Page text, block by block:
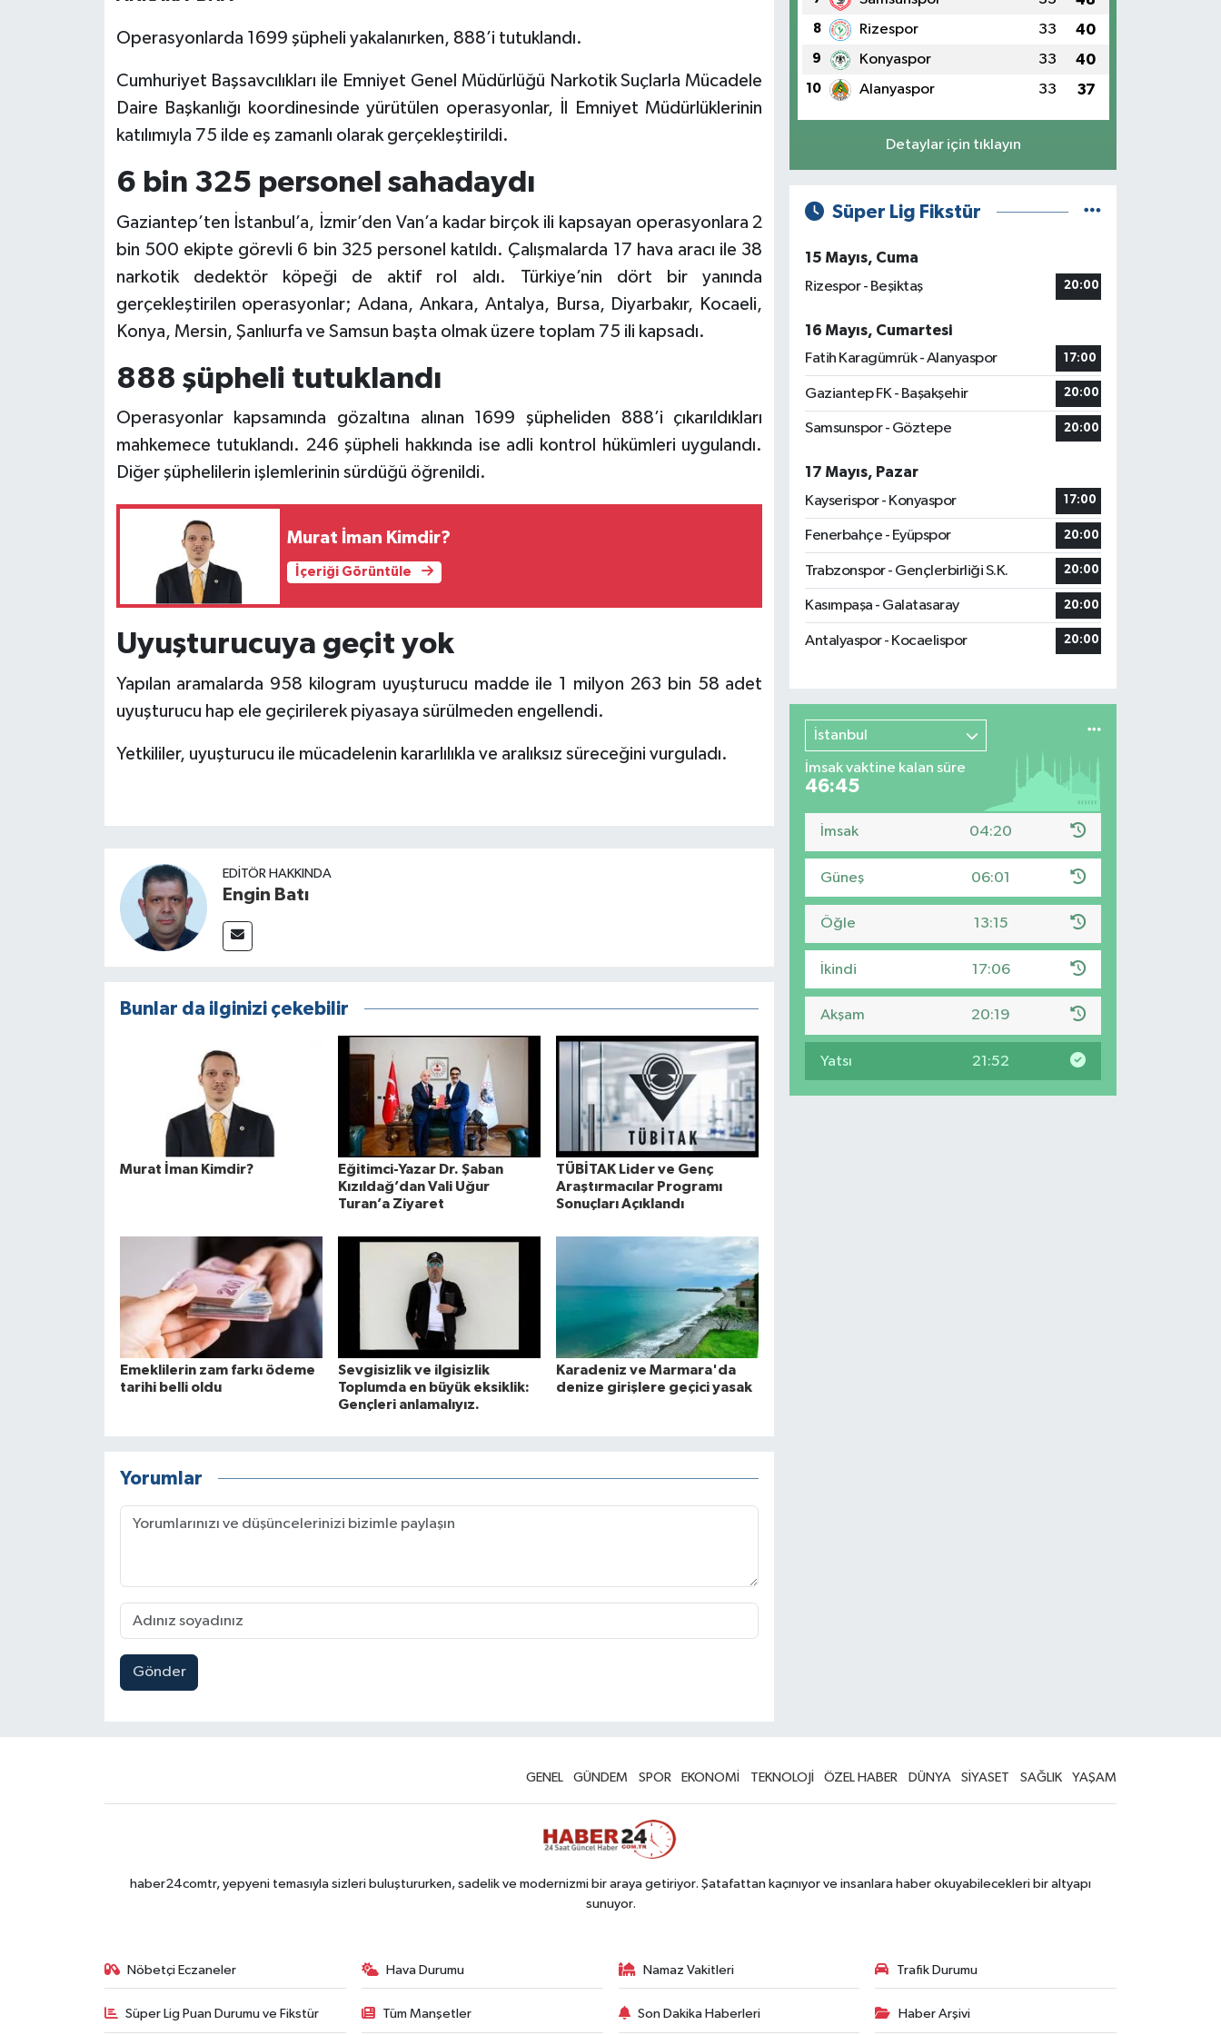
Operasyonlarda 1699 şüpheli yakalanırken, 888’i tutuklandı.
Cumhuriyet Başsavcılıkları ile Emniyet Genel Müdürlüğü Narkotik Suçlarla Mücadele
Daire Başkanlığı koordinesinde yürütülen operasyonlar, İl Emniyet Müdürlüklerinin
katılımıyla 75 ilde eş zamanlı olarak gerçekleştirildi.
6 bin 325 personel sahadaydı
Gaziantep’ten İstanbul’a, İzmir’den Van’a kadar birçok ili kapsayan operasyonlara 2
bin 500 ekipte görevli 6 bin 325 personel katıldı. Çalışmalarda 17 hava aracı ile 38
narkotik dedektör köpeği de aktif rol aldı. Türkiye’nin dört bir yanında
gerçekleştirilen operasyonlar; Adana, Ankara, Antalya, Bursa, Diyarbakır, Kocaeli,
Konya, Mersin, Şanlıurfa ve Samsun başta olmak üzere toplam 75 ili kapsadı.
888 şüpheli tutuklandı
Operasyonlar kapsamında gözaltına alınan 1699 şüpheliden 888’i çıkarıldıkları
mahkemece tutuklandı. 246 şüpheli hakkında ise adli kontrol hükümleri uygulandı.
Diğer şüphelilerin işlemlerinin sürdüğü öğrenildi.
Murat İman Kimdir?
İçeriği Görüntüle
Uyuşturucuya geçit yok
Yapılan aramalarda 958 kilogram uyuşturucu madde ile 1 milyon 263 bin 58 adet
uyuşturucu hap ele geçirilerek piyasaya sürülmeden engellendi.
Yetkililer, uyuşturucu ile mücadelenin kararlılıkla ve aralıksız süreceğini vurguladı.
EDITÖR HAKKINDA
Engin Batı
Bunlar da ilginizi çekebilir
Murat İman Kimdir?
Eğitimci-Yazar Dr. Şaban
Kızıldağ’dan Vali Uğur
Turan’a Ziyaret
TÜBİTAK Lider ve Genç
Araştırmacılar Programı
Sonuçları Açıklandı
Emeklilerin zam farkı ödeme
tarihi belli oldu
Sevgisizlik ve ilgisizlik
Toplumda en büyük eksiklik:
Gençleri anlamalıyız.
Karadeniz ve Marmara'da
denize girişlere geçici yasak
Yorumlar
Gönder
8 Rizespor 33 40
9 Konyaspor 33 40
10 Alanyaspor 33 37
Detaylar için tıklayın
Süper Lig Fikstür
15 Mayıs, Cuma
Rizespor - Beşiktaş
20:00
16 Mayıs, Cumartesi
Fatih Karagümrük - Alanyaspor
17:00
Gaziantep FK - Başakşehir 20:00
Samsunspor - Göztepe 20:00
17 Mayıs, Pazar
Kayserispor - Konyaspor
17:00
Fenerbahçe - Eyüpspor 20:00
Trabzonspor - Gençlerbirliği S.K. 20:00
Kasımpaşa - Galatasaray 20:00
Antalyaspor - Kocaelispor 20:00
İstanbul
İmsak vaktine kalan süre
46:44
İmsak 04:20
Güneş 06:01
Öğle 13:15
İkindi 17:06
Akşam 20:19
Yatsı 21:52
GENEL GÜNDEM SPOR EKONOMİ TEKNOLOJİ ÖZEL HABER DÜNYA SİYASET SAĞLIK YAŞAM
haber24comtr, yepyeni temasıyla sizleri buluştururken, sadelik ve modernizmi bir araya getiriyor. Şatafattan kaçınıyor ve insanlara haber okuyabilecekleri bir altyapı
sunuyor.
Nöbetçi Eczaneler Hava Durumu Namaz Vakitleri Trafik Durumu
Süper Lig Puan Durumu ve Fikstür Tüm Manşetler Son Dakika Haberleri Haber Arşivi